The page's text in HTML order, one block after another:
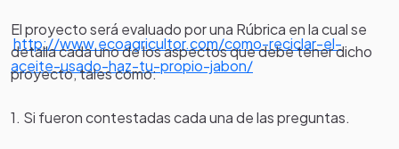
http://www.ecoagricultor.com/como-reciclar-el-
aceite-usado-haz-tu-propio-jabon/
El proyecto será evaluado por una Rúbrica en la cual se
detalla cada uno de los aspectos que debe tener dicho
proyecto, tales como:
1. Si fueron contestadas cada una de las preguntas.